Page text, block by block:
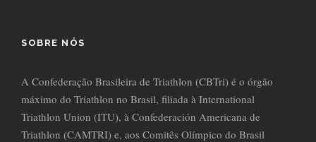
SOBRE NÓS
A Confederação Brasileira de Triathlon (CBTri) é o órgão
máximo do Triathlon no Brasil, filiada à International
Triathlon Union (ITU), à Confederación Americana de
Triathlon (CAMTRI) e, aos Comitês Olímpico do Brasil